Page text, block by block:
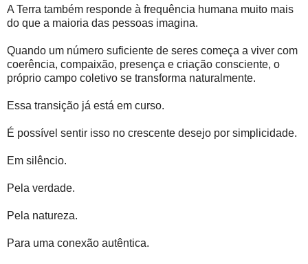
A Terra também responde à frequência humana muito mais
do que a maioria das pessoas imagina.
Quando um número suficiente de seres começa a viver com
coerência, compaixão, presença e criação consciente, o
próprio campo coletivo se transforma naturalmente.
Essa transição já está em curso.
É possível sentir isso no crescente desejo por simplicidade.
Em silêncio.
Pela verdade.
Pela natureza.
Para uma conexão autêntica.